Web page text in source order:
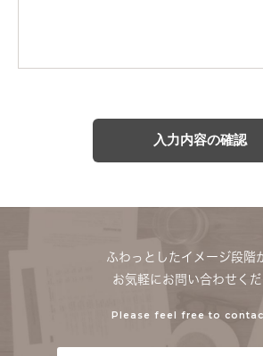
ふわっとしたイメージ段階
お気軽にお問い合わせく
Please feel free to